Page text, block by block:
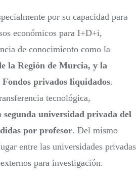
por su capacidad para
económicos para I+D+i,
de conocimiento como la
la Región de Murcia, y la
Fondos privados liquidados.
tecnológica,
segunda universidad privada del
por profesor. Del mismo
entre las universidades privadas
para investigación.